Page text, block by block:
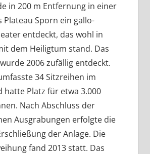
in 200 m Entfernung in einer
Plateau Sporn ein gallo-
entdeckt, das wohl in
dem Heiligtum stand. Das
2006 zufällig entdeckt.
34 Sitzreihen im
hatte Platz für etwa 3.000
Nach Abschluss der
Ausgrabungen erfolgte die
der Anlage. Die
fand 2013 statt. Das